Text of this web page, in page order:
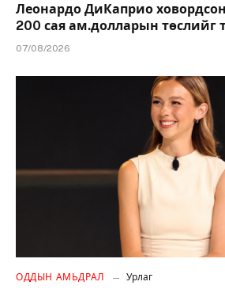
Леонардо ДиКаприо
200 сая ам.долларын төслийг
07/08/2026
ОДДЫН АМЬДРАЛ Урлаг